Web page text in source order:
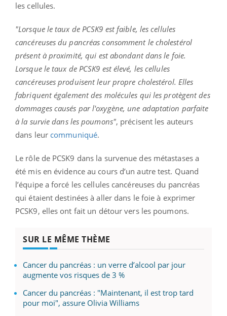
les cellules.
"Lorsque le taux de PCSK9 est faible, les cellules
cancéreuses du pancréas consomment le cholestérol
présent à proximité, qui est abondant dans le foie.
Lorsque le taux de PCSK9 est élevé, les cellules
cancéreuses produisent leur propre cholestérol. Elles
fabriquent également des molécules qui les protègent des
dommages causés par l'oxygène, une adaptation parfaite
à la survie dans les poumons", précisent les auteurs
dans leur communiqué.
Le rôle de PCSK9 dans la survenue des métastases a
été mis en évidence au cours d’un autre test. Quand
l’équipe a forcé les cellules cancéreuses du pancréas
qui étaient destinées à aller dans le foie à exprimer
PCSK9, elles ont fait un détour vers les poumons.
SUR LE MÊME THÈME
Cancer du pancréas : un verre d’alcool par jour
augmente vos risques de 3 %
Cancer du pancréas : "Maintenant, il est trop tard
pour moi", assure Olivia Williams